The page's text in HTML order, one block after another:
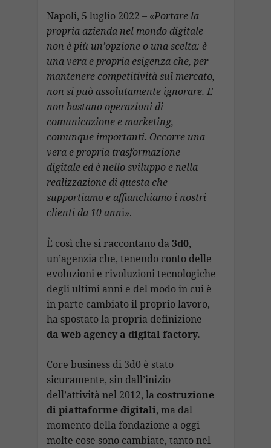
Napoli, 5 luglio 2022 – «Portare la
propria azienda nel mondo digitale
non è più un’opzione o una scelta: è
una vera e propria esigenza che, per
mantenere competitività sul mercato,
non si può assolutamente ignorare. E
non bastano operazioni di
comunicazione e marketing,
comunque importanti. Occorre una
vera e propria trasformazione
digitale ed è nello sviluppo e nella
realizzazione di questa che
supportiamo e affianchiamo i nostri
clienti da 10 anni».
È così che si raccontano da3d0,
un’agenzia che, tenendo conto delle
evoluzioni e rivoluzioni tecnologiche
degli ultimi anni e del modo in cui è
in parte cambiato il proprio lavoro,
ha spostato la propria definizione
da web agency a digital factory.
Core business di 3d0 è stato
sicuramente, sin dall’inizio
dell’attività nel 2012, la costruzione
di piattaforme digitali, ma dal
momento della fondazione a oggi
molte cose sono cambiate, tanto nel